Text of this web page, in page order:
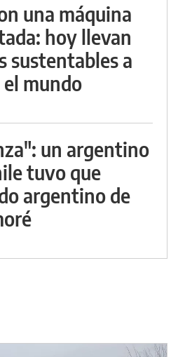
una máquina
hoy llevan
sustentables a
mundo
un argentino
tuvo que
argentino de